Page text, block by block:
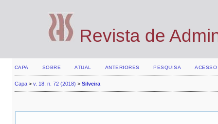
Revista de
CAPA SOBRE ATUAL ANTERIORES PESQUISA ACESSO
Capa> v. 18, n. 72 (2018) > Silveira